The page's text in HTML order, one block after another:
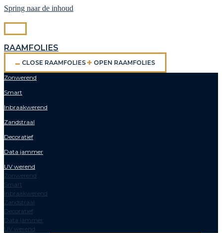
Spring naar de inhoud
RAAMFOLIES
CLOSE RAAMFOLIES
OPEN RAAMFOLIES
Zonwerend
Smart
Inbraakwerend
Zandstraal
Decoratief
Data jammer
UV werend
Zonwerend
Smart
Inbraakwerend
Zandstraal
Decoratief
Data jammer
UV werend